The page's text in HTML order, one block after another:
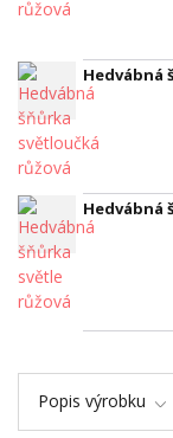
Hedvábná
Hedvábná
Popis výrobku